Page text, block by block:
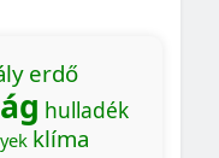
erdő
hulladék
klíma